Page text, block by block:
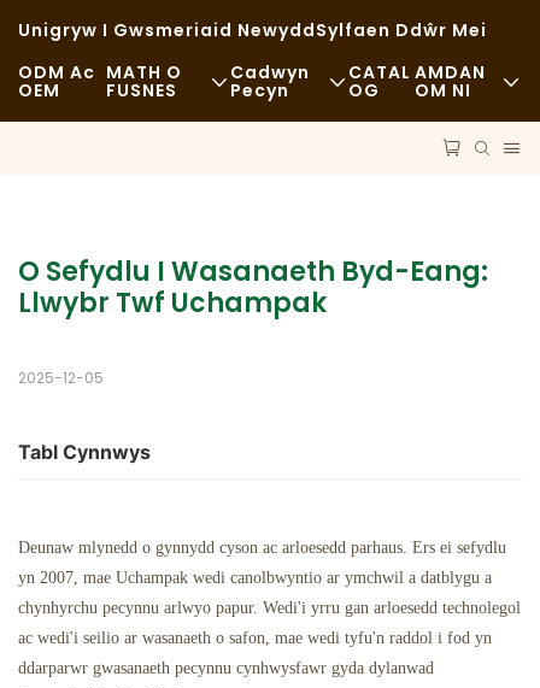
Unigryw I Gwsmeriaid NewyddSylfaen Ddŵr Mei
ODM Ac
OEM
MATH O
FUSNES
Caffis A Siopau Coffi
Bwytai Ysbrydion
Cadwyn
Pecyn
Technoleg
CATAL
OG
AMDAN
OM NI
Newyddion
O Sefydlu I Wasanaeth Byd-Eang:
Llwybr Twf Uchampak
2025-12-05
Tabl Cynnwys
Deunaw mlynedd o gynnydd cyson ac arloesedd parhaus. Ers ei sefydlu
yn 2007, mae Uchampak wedi canolbwyntio ar ymchwil a datblygu a
chynhyrchu pecynnu arlwyo papur. Wedi'i yrru gan arloesedd technolegol
ac wedi'i seilio ar wasanaeth o safon, mae wedi tyfu'n raddol i fod yn
ddarparwr gwasanaeth pecynnu cynhwysfawr gyda dylanwad